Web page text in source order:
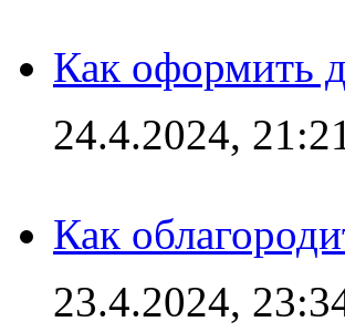
Как оформить
24.4.2024,
Как
23.4.2024,